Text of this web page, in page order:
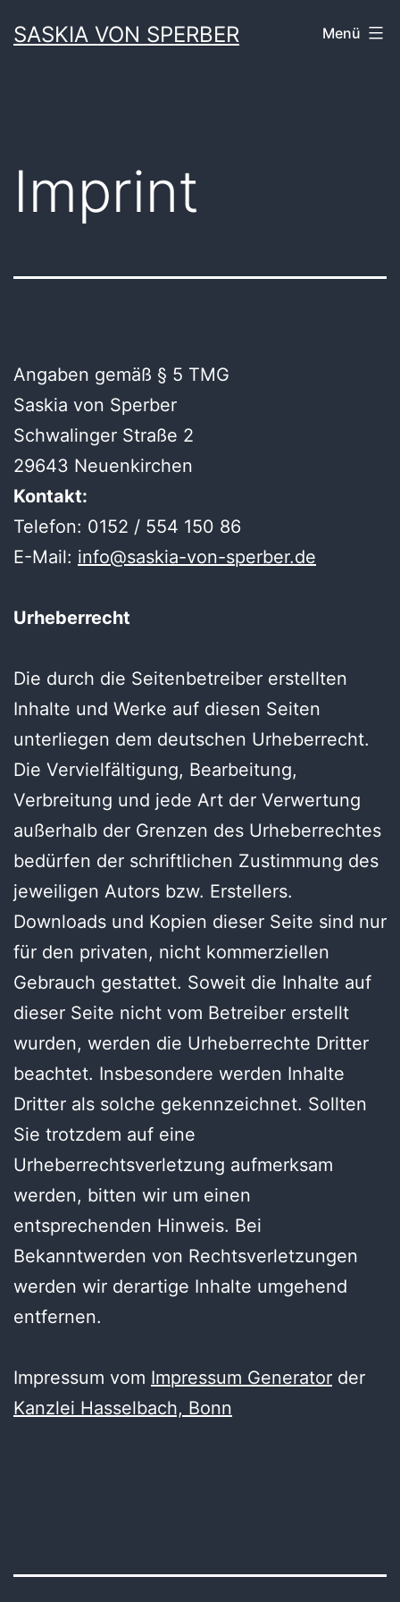
Inhalt
SASKIA VON SPERBER Menü
Imprint
Angaben gemäß § 5 TMG
Saskia von Sperber
Schwalinger Straße 2
29643 Neuenkirchen
Kontakt:
Telefon: 0152 / 554 150 86
E-Mail: info@saskia-von-sperber.de
Urheberrecht
Die durch die Seitenbetreiber erstellten
Inhalte und Werke auf diesen Seiten
unterliegen dem deutschen Urheberrecht.
Die Vervielfältigung, Bearbeitung,
Verbreitung und jede Art der Verwertung
außerhalb der Grenzen des Urheberrechtes
bedürfen der schriftlichen Zustimmung des
jeweiligen Autors bzw. Erstellers.
Downloads und Kopien dieser Seite sind nur
für den privaten, nicht kommerziellen
Gebrauch gestattet. Soweit die Inhalte auf
dieser Seite nicht vom Betreiber erstellt
wurden, werden die Urheberrechte Dritter
beachtet. Insbesondere werden Inhalte
Dritter als solche gekennzeichnet. Sollten
Sie trotzdem auf eine
Urheberrechtsverletzung aufmerksam
werden, bitten wir um einen
entsprechenden Hinweis. Bei
Bekanntwerden von Rechtsverletzungen
werden wir derartige Inhalte umgehend
entfernen.
Impressum vom Impressum Generator der
Kanzlei Hasselbach, Bonn